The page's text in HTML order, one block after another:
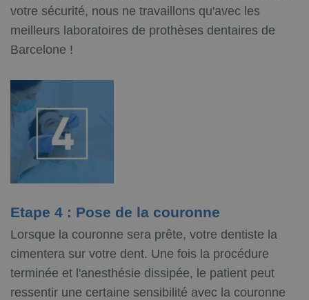
votre sécurité, nous ne travaillons qu'avec les
meilleurs laboratoires de prothèses dentaires de
Barcelone !
Etape 4 : Pose de la couronne
Lorsque la couronne sera prête, votre dentiste la
cimentera sur votre dent. Une fois la procédure
terminée et l'anesthésie dissipée, le patient peut
ressentir une certaine sensibilité avec la couronne